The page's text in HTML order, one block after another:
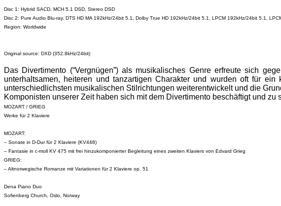
Disc 1: Hybrid SACD, MCH 5.1 DSD, Stereo DSD
Disc 2: Pure Audio Blu-ray, DTS HD MA 192kHz/24bit 5.1, Dolby True HD 192kHz/24bit 5.1, LPCM 192kHz/24bit 5.1,
Region: Worldwide
Original source: DXD (352.8kHz/24bit)
Das Divertimento (“Vergnügen”) als musikalisches Genre erfreute sich
unterhaltsamen, heiteren und tanzartigen Charakter und wurden oft für
unterschiedlichsten musikalischen Stilrichtungen weiterentwickelt und die
Komponisten unserer Zeit haben sich mit dem Divertimento beschäftigt und
MOZART / GRIEG
Werke für 2 Klaviere
MOZART:
– Sonate in D-Dur für 2 Klaviere (KV448)
– Fantasie in c-moll KV 475 mit frei hinzukomponierterBegleitung eines zweiten Klaviers von Edvard Grieg
GRIEG:
– Altnorwegische Romanze mit Variationen für 2 Klaviere op. 51
Dena Piano Duo
Sofienberg Church, Oslo, Norway